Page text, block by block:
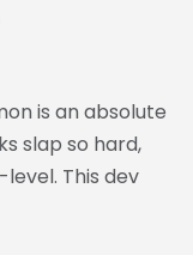
is an absolute
slap so hard,
This dev